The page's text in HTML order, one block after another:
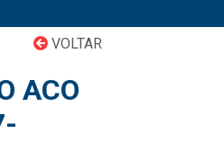
VOLTAR
ACO